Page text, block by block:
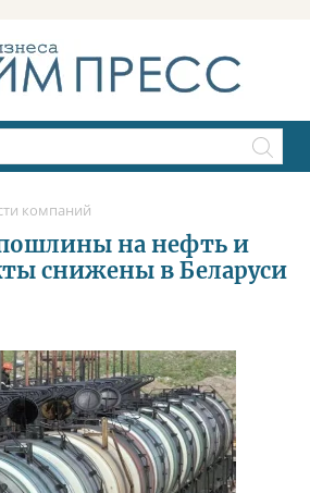
компаний
на нефть и
снижены в Беларуси